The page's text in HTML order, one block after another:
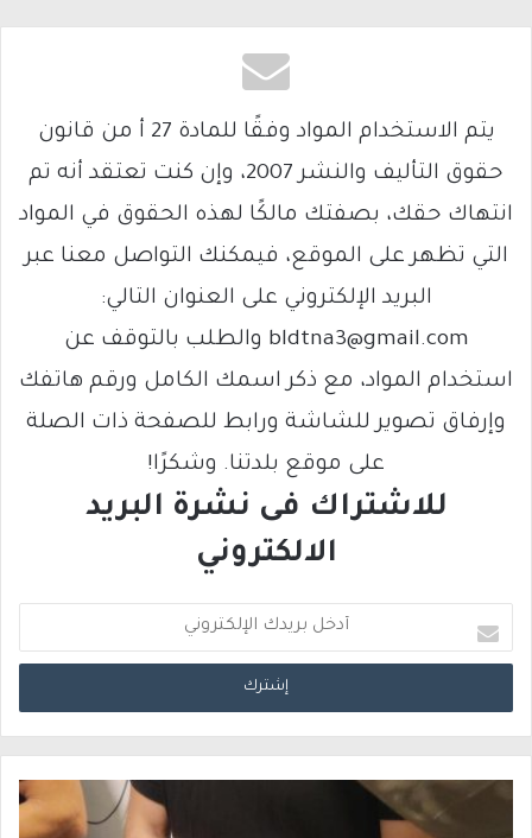
يتم الاستخدام المواد وفقًا للمادة 27 أ من قانون
حقوق التأليف والنشر 2007، وإن كنت تعتقد أنه تم
انتهاك حقك، بصفتك مالكًا لهذه الحقوق في المواد
التي تظهر على الموقع، فيمكنك التواصل معنا عبر
البريد الإلكتروني على العنوان التالي:
bldtna3@gmail.com والطلب بالتوقف عن
استخدام المواد، مع ذكر اسمك الكامل ورقم هاتفك
وإرفاق تصوير للشاشة ورابط للصفحة ذات الصلة
على موقع بلدتنا. وشكرًا!
للاشتراك فى نشرة البريد
الالكتروني
د
خ